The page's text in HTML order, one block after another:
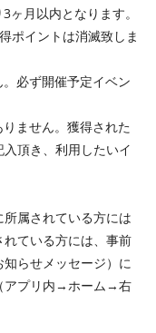
月以内となります。
ポイントは消滅致しま
必ず開催予定イベン
ません。獲得された
頂き、利用したいイ
属されている方には
ている方には、事前
らせメッセージ）に
アプリ内→ホーム→右